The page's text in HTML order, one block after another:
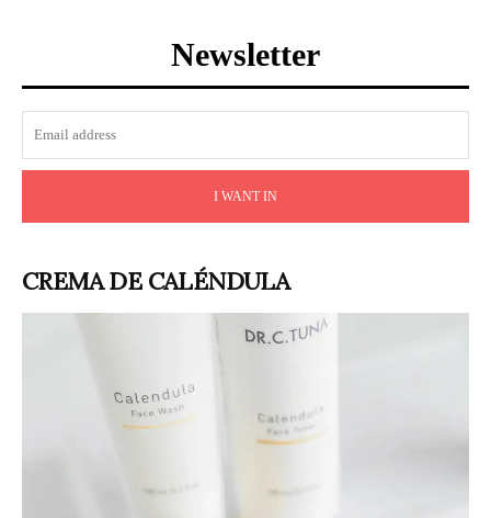
Newsletter
I WANT IN
CREMA DE CALÉNDULA